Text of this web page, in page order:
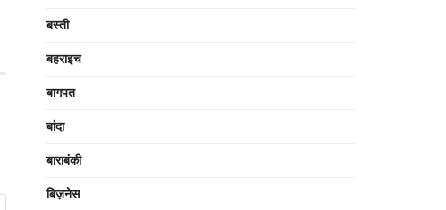
बस्ती
बहराइच
बागपत
बांदा
बाराबंकी
बिज़नेस